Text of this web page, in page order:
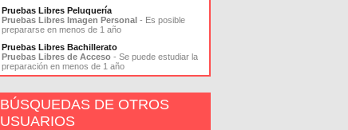
Pruebas Libres Peluquería
Pruebas Libres Imagen Personal - Es posible
prepararse en menos de 1 año
Pruebas Libres Bachillerato
Pruebas Libres de Acceso - Se puede estudiar la
preparación en menos de 1 año
BÚSQUEDAS DE OTROS
USUARIOS